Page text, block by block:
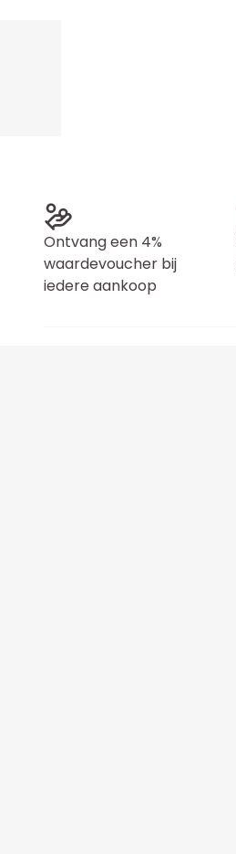
Ontvang een 4%
waardevoucher bij
iedere aankoop